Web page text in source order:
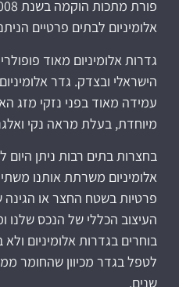
אלומיניום לבתים פרטיים
גדרות אלומיניום מאוד
הישראלי ובצדק. גדר
עמידה מאוד בפני נזקי מזג
מיוחדת, בעלת מראה נקי
בחצרות בתים רבות ניתן היום
אלומיניום משרתת אותנו
פרטיות בשטח החצר או
העיצוב הכללי של הנכס שלנו
בוחרים בגדרות אלומיניום
לטפל בגדר מכיוון שהחומר
שנים.